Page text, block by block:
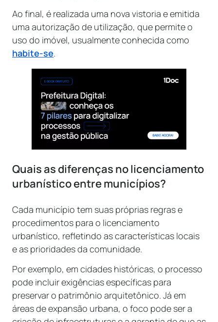
Ao final, é realizada uma nova vistoria e emitida
uma autorização de utilização, que permite o
uso do imóvel, usualmente conhecida como
habite-se.
Quais as diferenças no licenciamento
urbanístico entre municípios?
Cada município tem suas próprias regras e
procedimentos para o licenciamento
urbanístico, refletindo as características locais
e as prioridades da comunidade.
Por exemplo, em cidades históricas, o processo
pode incluir exigências específicas para
preservar o patrimônio arquitetônico. Já em
áreas de expansão urbana, o foco pode ser a